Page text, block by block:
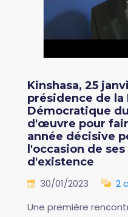
Kinshasa, 25
présidence de la
Démocratique
d'œuvre pour
année décisive
l'occasion de
d'existence
30/01/2023 2
Une première